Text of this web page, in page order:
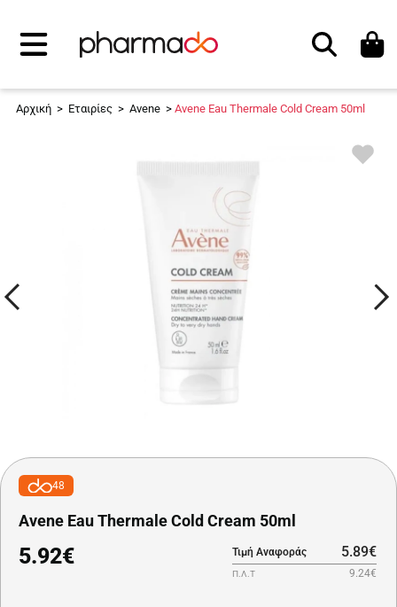
Αναζήτηση
Αρχική > Εταιρίες > Avene > Avene Eau Thermale Cold Cream 50ml
48
Avene Eau Thermale Cold Cream 50ml
5.92€ Τιμή Αναφοράς 5.89€
Π.Λ.Τ 9.24€